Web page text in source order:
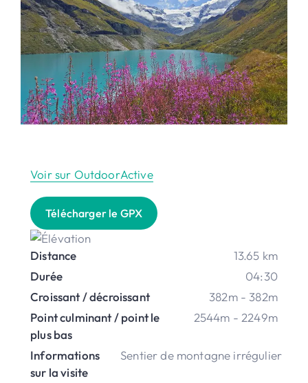
Voir sur OutdoorActive
Télécharger le GPX
Distance
13.65 km
Durée
04:30
Croissant / décroissant
382m - 382m
Point culminant / point le
plus bas
2544m - 2249m
Informations
sur la visite
Sentier de montagne irrégulier